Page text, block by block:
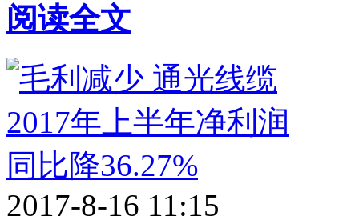
阅读全文
2017-8-16 11:15